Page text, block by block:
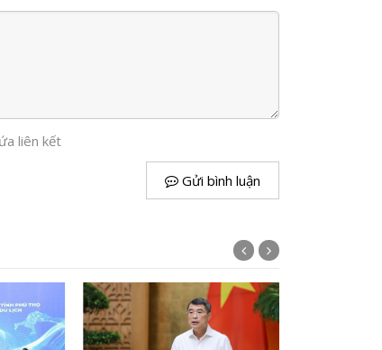
liên kết
Gửi bình luận